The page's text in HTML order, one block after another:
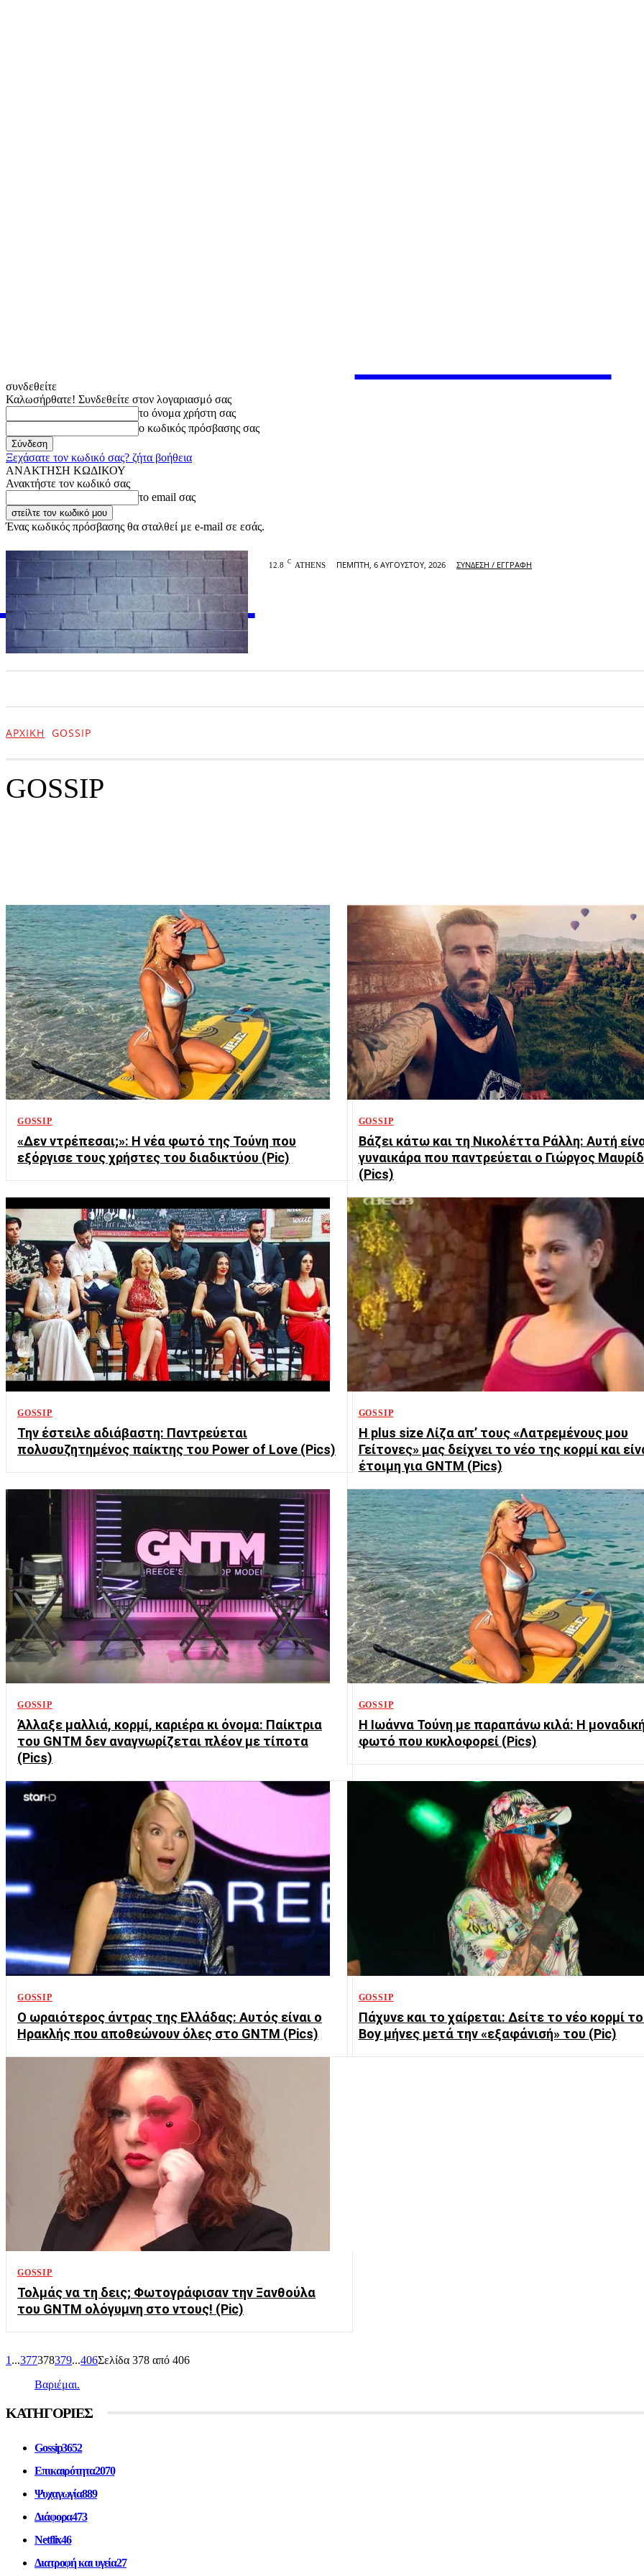
συνδεθείτε
Καλωσήρθατε! Συνδεθείτε στον λογαριασμό σας
το όνομα χρήστη σας
ο κωδικός πρόσβασης σας
Ξεχάσατε τον κωδικό σας? ζήτα βοήθεια
ΑΝΑΚΤΗΣΗ ΚΩΔΙΚΟΥ
Ανακτήστε τον κωδικό σας
το email σας
Ένας κωδικός πρόσβασης θα σταλθεί με e-mail σε εσάς.
OFFICIAL
12.8 C ATHENS ΠΈΜΠΤΗ, 6 ΑΥΓΟΎΣΤΟΥ, 2026 ΣΎΝΔΕΣΗ / ΕΓΓΡΑΦΉ
ΑΡΧΙΚΉ GOSSIP
GOSSIP
GOSSIP
«Δεν ντρέπεσαι;»: Η νέα φωτό της Τούνη που
εξόργισε τους χρήστες του διαδικτύου (Pic)
GOSSIP
Βάζει κάτω και τη Νικολέττα Ράλλη: Αυτή
γυναικάρα που παντρεύεται ο Γιώργος
(Pics)
GOSSIP
Την έστειλε αδιάβαστη: Παντρεύεται
πολυσυζητημένος παίκτης του Power of Love (Pics)
GOSSIP
H plus size Λίζα απ’ τους «Λατρεμένους μου
Γείτονες» μας δείχνει το νέο της κορμί και
έτοιμη για GNTM (Pics)
GOSSIP
Άλλαξε μαλλιά, κορμί, καριέρα κι όνομα: Παίκτρια
του GNTM δεν αναγνωρίζεται πλέον με τίποτα
(Pics)
GOSSIP
Η Ιωάννα Τούνη με παραπάνω κιλά: Η
φωτό που κυκλοφορεί (Pics)
GOSSIP
Ο ωραιότερος άντρας της Ελλάδας: Αυτός είναι ο
Ηρακλής που αποθεώνουν όλες στο GNTM (Pics)
GOSSIP
Πάχυνε και το χαίρεται: Δείτε το νέο κορμί
Boy μήνες μετά την «εξαφάνισή» του (Pic)
GOSSIP
Τολμάς να τη δεις; Φωτογράφισαν την Ξανθούλα
του GNTM ολόγυμvη στο ντους! (Pic)
1 ...377378379...406Σελίδα 378 από 406
Βαριέμαι.
ΚΑΤΗΓΟΡΙΕΣ
Gossip3652
Επικαιρότητα2070
Ψυχαγωγία889
Διάφορα473
Netflix46
Διατροφή και υγεία27